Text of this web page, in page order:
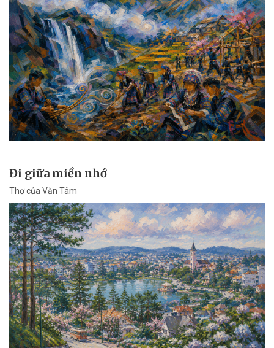
Đi giữa miền nhớ
Thơ của Văn Tâm